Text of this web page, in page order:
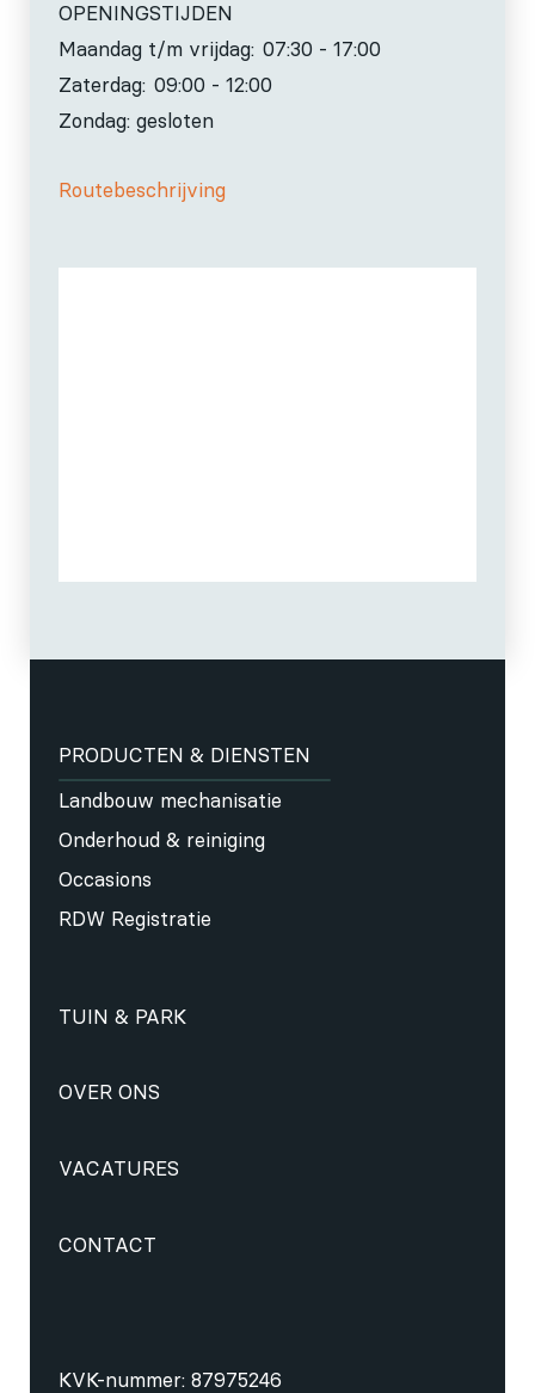
OPENINGSTIJDEN
Maandag t/m vrijdag: 07:30 - 17:00
Zaterdag: 09:00 - 12:00
Zondag: gesloten
Routebeschrijving
PRODUCTEN & DIENSTEN
Landbouw mechanisatie
Onderhoud & reiniging
Occasions
RDW Registratie
TUIN & PARK
OVER ONS
VACATURES
CONTACT
KVK-nummer: 87975246